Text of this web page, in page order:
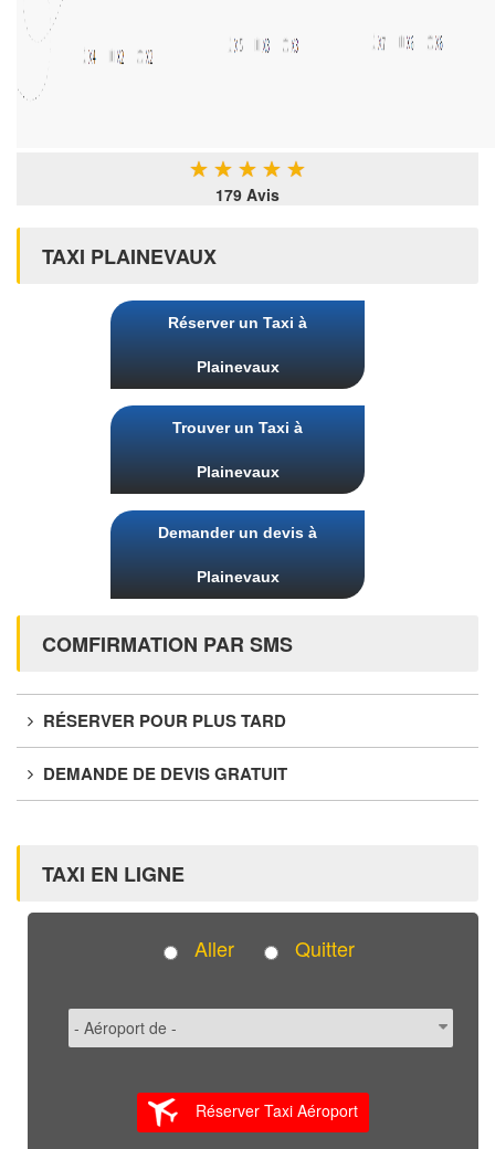
★ ★ ★ ★ ★
179 Avis
TAXI PLAINEVAUX
Réserver un Taxi à
Plainevaux
Trouver un Taxi à
Plainevaux
Demander un devis à
Plainevaux
COMFIRMATION PAR SMS
RÉSERVER POUR PLUS TARD
DEMANDE DE DEVIS GRATUIT
TAXI EN LIGNE
Aller Quitter
Réserver Taxi Aéroport